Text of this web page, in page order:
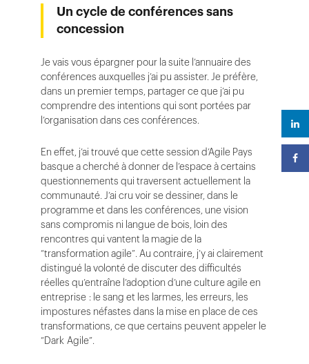
Un cycle de conférences sans
concession
Je vais vous épargner pour la suite l’annuaire des
conférences auxquelles j’ai pu assister. Je préfère,
dans un premier temps, partager ce que j’ai pu
comprendre des intentions qui sont portées par
l’organisation dans ces conférences.
En effet, j’ai trouvé que cette session d’Agile Pays
basque a cherché à donner de l’espace à certains
questionnements qui traversent actuellement la
communauté. J’ai cru voir se dessiner, dans le
programme et dans les conférences, une vision
sans compromis ni langue de bois, loin des
rencontres qui vantent la magie de la
“transformation agile”. Au contraire, j’y ai clairement
distingué la volonté de discuter des difficultés
réelles qu’entraîne l’adoption d’une culture agile en
entreprise : le sang et les larmes, les erreurs, les
impostures néfastes dans la mise en place de ces
transformations, ce que certains peuvent appeler le
“Dark Agile”.